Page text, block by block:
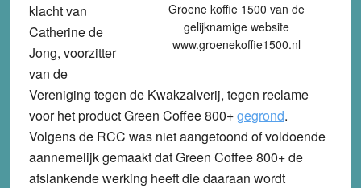
Groene koffie 1500 van de
gelijknamige website
www.groenekoffie1500.nl
klacht van
Catherine de
Jong, voorzitter
van de
Vereniging tegen de Kwakzalverij, tegen reclame
voor het product Green Coffee 800+gegrond.
Volgens de RCC was niet aangetoond of voldoende
aannemelijk gemaakt dat Green Coffee 800+ de
afslankende werking heeft die daaraan wordt